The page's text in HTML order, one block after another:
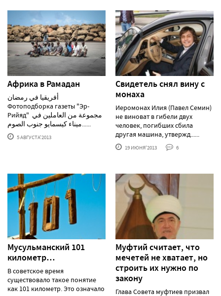
Африка в Рамадан
أفريقيا في رمضان
Фотоподборка газеты "Эр-
Рийяд" مجموعة من العاملين في
ميناء كيسمايو جنوب الصوم......
5 АВГУСТА'2013
Свидетель снял вину с
монаха
Иеромонах Илия (Павел Семин)
не виноват в гибели двух
человек, погибших сбила
другая машина, утвержд......
19 ИЮНЯ'2013 6
Мусульманский 101
километр…
В советское время
существовало такое понятие
как 101 километр. Это означало
Муфтий считает, что
мечетей не хватает, но
строить их нужно по
закону
Глава Совета муфтиев призвал